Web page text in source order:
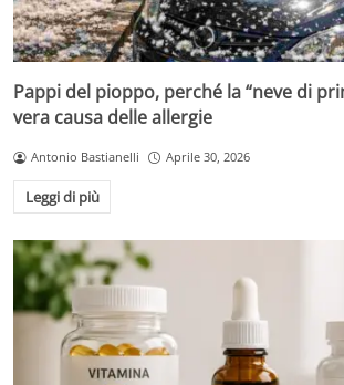
Pappi del pioppo, perché la “neve di
vera causa delle allergie
Antonio Bastianelli Aprile 30, 2026
Leggi di più